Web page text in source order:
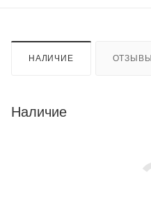
НАЛИЧИЕ ОТЗЫВЫ
Наличие